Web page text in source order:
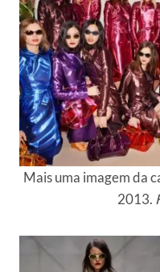
Mais uma imagem da
2013.